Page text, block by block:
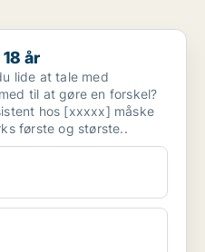
år
lide at tale med
til at gøre en forskel?
hos [xxxxx] måske
første og største..